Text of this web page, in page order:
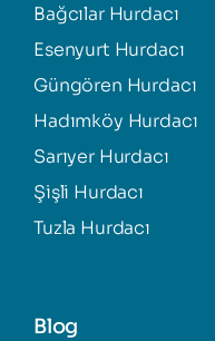
Bağcılar Hurdacı
Esenyurt Hurdacı
Güngören Hurdacı
Hadımköy Hurdacı
Sarıyer Hurdacı
Şişli Hurdacı
Tuzla Hurdacı
Blog